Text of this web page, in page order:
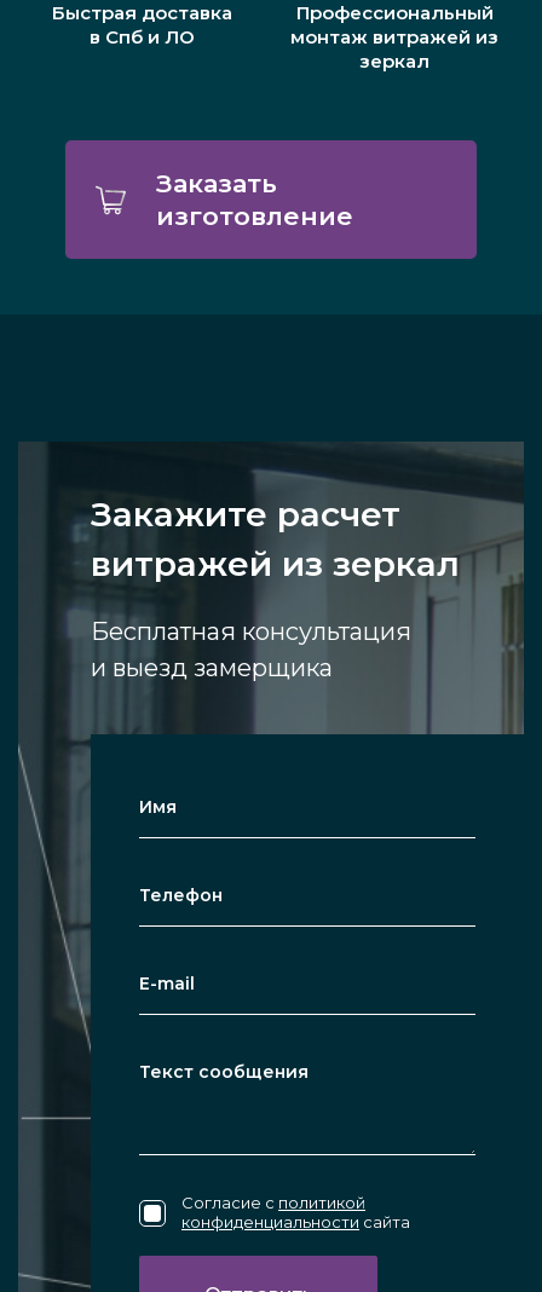
Быстрая доставка
в Спб и ЛО
Профессиональный
монтаж витражей из
зеркал
Заказать
изготовление
Закажите расчет
витражей из зеркал
Бесплатная консультация
и выезд замерщика
Согласие с политикой
конфиденциальности сайта